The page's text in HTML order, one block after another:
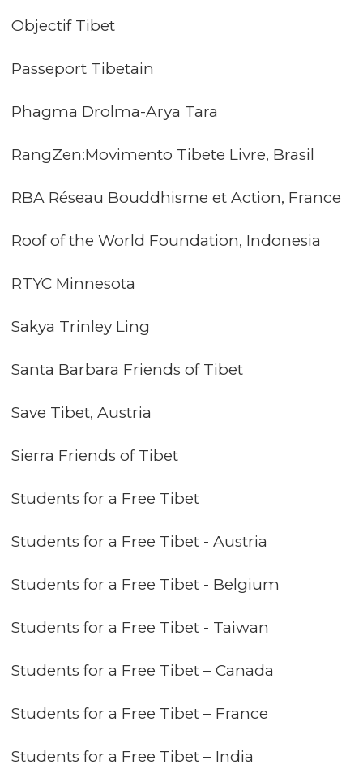
Objectif Tibet
Passeport Tibetain
Phagma Drolma-Arya Tara
RangZen:Movimento Tibete Livre, Brasil
RBA Réseau Bouddhisme et Action, France
Roof of the World Foundation, Indonesia
RTYC Minnesota
Sakya Trinley Ling
Santa Barbara Friends of Tibet
Save Tibet, Austria
Sierra Friends of Tibet
Students for a Free Tibet
Students for a Free Tibet - Austria
Students for a Free Tibet - Belgium
Students for a Free Tibet - Taiwan
Students for a Free Tibet – Canada
Students for a Free Tibet – France
Students for a Free Tibet – India